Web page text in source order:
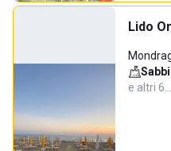
Lido
e altri 6…